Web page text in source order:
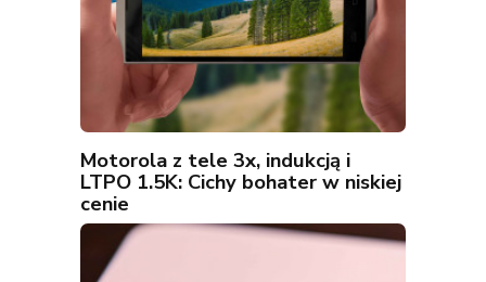
Motorola z tele 3x, indukcją i
LTPO 1.5K: Cichy bohater w niskiej
cenie